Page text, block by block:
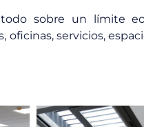
sobre un límite
servicios,